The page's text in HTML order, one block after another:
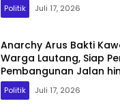
Politik Juli 17, 2026
Anarchy Arus Bakti
Warga Lautang, Siap
Pembangunan Jalan
Politik Juli 17, 2026